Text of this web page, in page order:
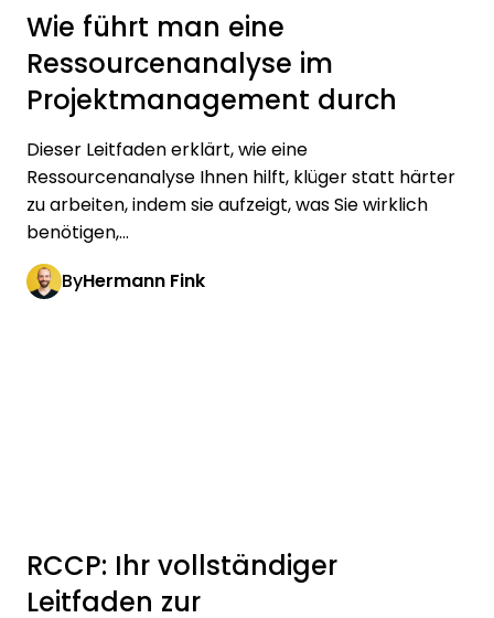
Wie führt man eine
Ressourcenanalyse im
Projektmanagement durch
Dieser Leitfaden erklärt, wie eine
Ressourcenanalyse Ihnen hilft, klüger statt härter
zu arbeiten, indem sie aufzeigt, was Sie wirklich
benötigen,...
ByHermann Fink
RCCP: Ihr vollständiger
Leitfaden zur